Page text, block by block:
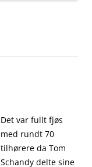
Det var fullt fjøs
med rundt 70
tilhørere da Tom
Schandy delte sine